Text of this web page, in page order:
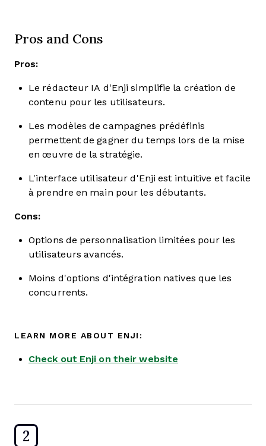
Pros and Cons
Pros:
Le rédacteur IA d'Enji simplifie la création de
contenu pour les utilisateurs.
Les modèles de campagnes prédéfinis
permettent de gagner du temps lors de la mise
en œuvre de la stratégie.
L'interface utilisateur d'Enji est intuitive et facile
à prendre en main pour les débutants.
Cons:
Options de personnalisation limitées pour les
utilisateurs avancés.
Moins d'options d'intégration natives que les
concurrents.
LEARN MORE ABOUT ENJI:
Check out Enji on their website
2